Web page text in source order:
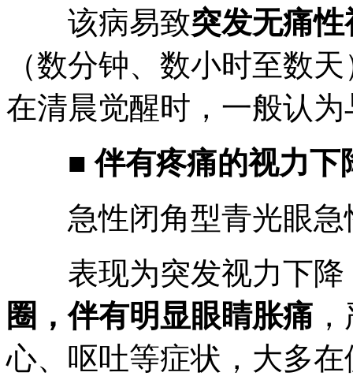
该病易致突发无痛
（数分钟、数小时至数
在清晨觉醒时，一般认
■伴有疼痛的视力下
急性闭角型青光眼急
表现为突发视力下降
圈，伴有明显眼睛胀痛
心、呕吐等症状，大多